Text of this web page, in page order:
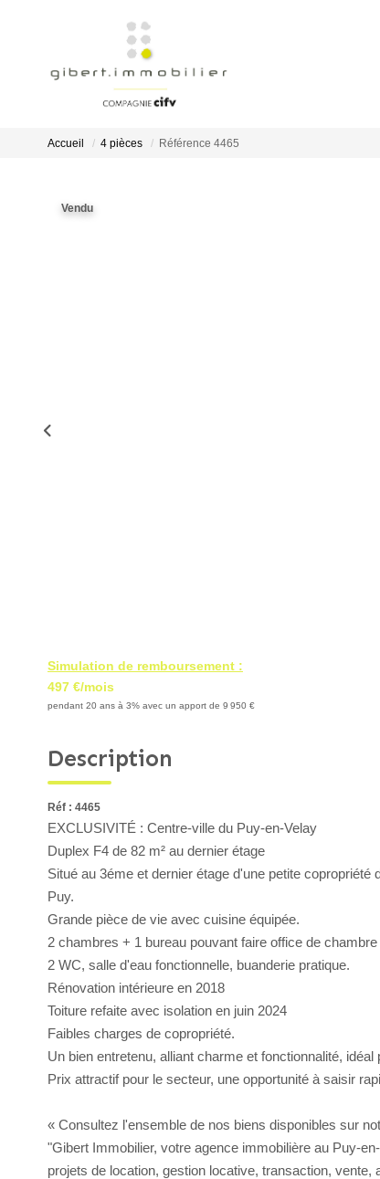
Accueil 4 pièces Référence 4465
Vendu
Simulation de remboursement :
497 €/mois
pendant 20 ans à 3% avec un apport de 9 950 €
Description
Réf : 4465
EXCLUSIVITÉ : Centre-ville du Puy-en-Velay
Duplex F4 de 82 m² au dernier étage
Situé au 3éme et dernier étage d'une petite
Puy.
Grande pièce de vie avec cuisine équipée.
2 chambres + 1 bureau pouvant faire office de
2 WC, salle d'eau fonctionnelle, buanderie pratique.
Rénovation intérieure en 2018
Toiture refaite avec isolation en juin 2024
Faibles charges de copropriété.
Un bien entretenu, alliant charme et fonctionnalité,
Prix attractif pour le secteur, une opportunité à saisir
« Consultez l'ensemble de nos biens disponibles sur
"Gibert Immobilier, votre agence immobilière au Puy-
projets de location, gestion locative, transaction,